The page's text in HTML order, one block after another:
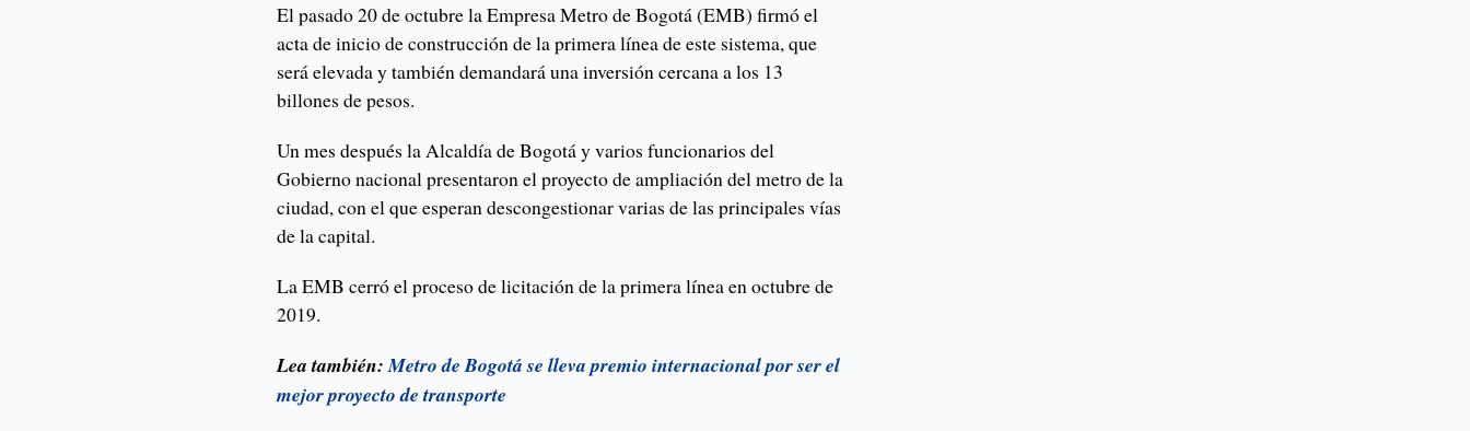
El pasado 20 de octubre la Empresa Metro de Bogotá (EMB) firmó el
acta de inicio de construcción de la primera línea de este sistema, que
será elevada y también demandará una inversión cercana a los 13
billones de pesos.
Un mes después la Alcaldía de Bogotá y varios funcionarios del
Gobierno nacional presentaron el proyecto de ampliación del metro de la
ciudad, con el que esperan descongestionar varias de las principales vías
de la capital.
La EMB cerró el proceso de licitación de la primera línea en octubre de
2019.
Lea también:Metro de Bogotá se lleva premio internacional por ser el
mejor proyecto de transporte